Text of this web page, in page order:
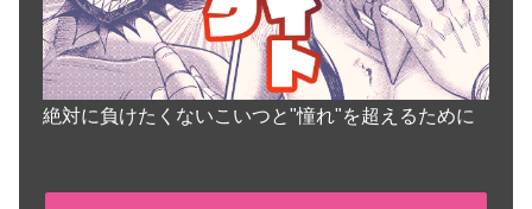
絶対に負けたくないこいつと"憧れ"を超えるために